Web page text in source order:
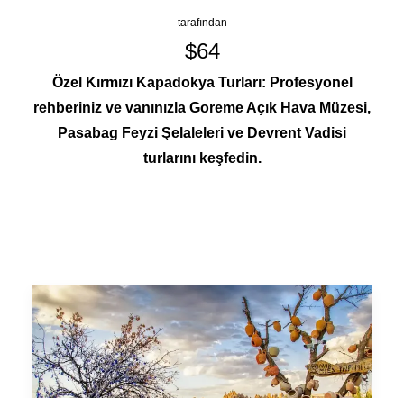
tarafından
$64
Özel Kırmızı Kapadokya Turları: Profesyonel
rehberiniz ve vanınızla Goreme Açık Hava Müzesi,
Pasabag Feyzi Şelaleleri ve Devrent Vadisi
turlarını keşfedin.